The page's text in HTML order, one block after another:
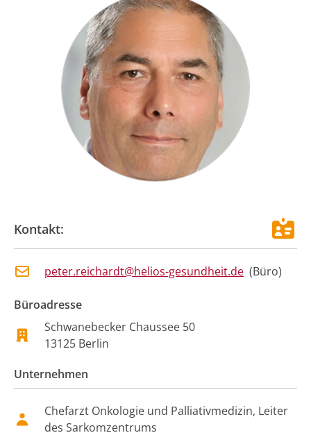
Kontakt:
peter.reichardt@helios-gesundheit.de (Büro)
Büroadresse
Schwanebecker Chaussee 50
13125 Berlin
Unternehmen
Chefarzt Onkologie und Palliativmedizin, Leiter
des Sarkomzentrums